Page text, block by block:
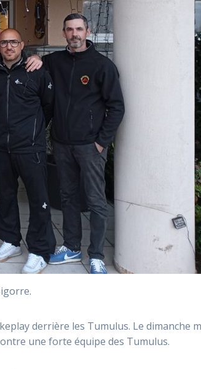
derrière les Tumulus. Le dimanche
une forte équipe des Tumulus.